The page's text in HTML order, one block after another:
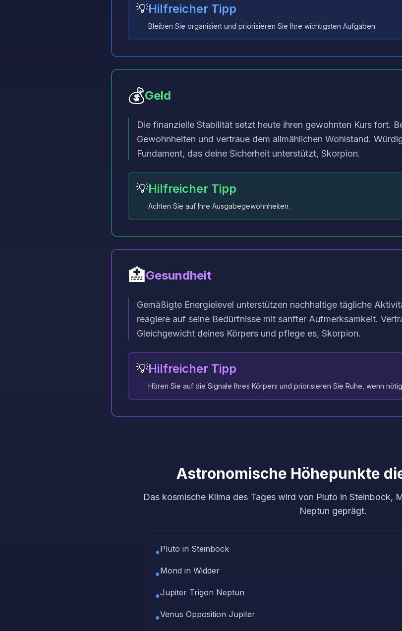
💡Hilfreicher Tipp
Bleiben Sie organisiert und priorisieren Sie Ihre wichtigsten Aufgaben.
💰Geld
Die finanzielle Stabilität setzt heute ihren gewohnten Kurs fort.
Gewohnheiten und vertraue dem allmählichen Wohlstand.
Fundament, das deine Sicherheit unterstützt, Skorpion.
💡Hilfreicher Tipp
Achten Sie auf Ihre Ausgabegewohnheiten.
🏥Gesundheit
Gemäßigte Energielevel unterstützen nachhaltige tägliche
reagiere auf seine Bedürfnisse mit sanfter Aufmerksamkeit.
Gleichgewicht deines Körpers und pflege es, Skorpion.
💡Hilfreicher Tipp
Hören Sie auf die Signale Ihres Körpers und priorisieren Sie Ruhe, wenn
Astronomische Höhepunkte
Das kosmische Klima des Tages wird von Pluto in Steinbock,
Neptun geprägt.
●Pluto in Steinbock
●Mond in Widder
●Jupiter Trigon Neptun
●Venus Opposition Jupiter